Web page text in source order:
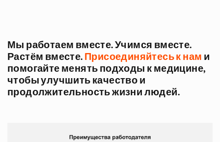
Мы работаем вместе. Учимся вместе.
Растём вместе. Присоединяйтесь к нам и
помогайте менять подходы к медицине,
чтобы улучшить качество и
продолжительность жизни людей.